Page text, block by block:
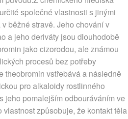
společné vlastnosti s jinými
běžné stravě. Jeho chování v
a jeho deriváty jsou dlouhodobě
jako cizorodou, ale známou
procesů bez potřeby
theobromin vstřebává a následně
pro alkaloidy rostlinného
jeho pomalejším odbouráváním ve
způsobuje, že kontakt těla